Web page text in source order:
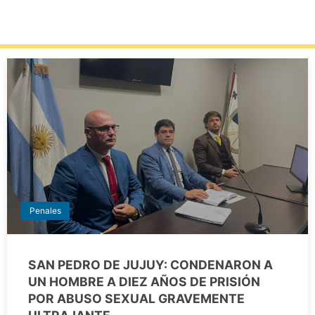
Penales
SAN PEDRO DE JUJUY: CONDENARON A
UN HOMBRE A DIEZ AÑOS DE PRISIÓN
POR ABUSO SEXUAL GRAVEMENTE